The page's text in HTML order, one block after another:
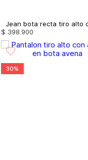
$ 398.900
30%